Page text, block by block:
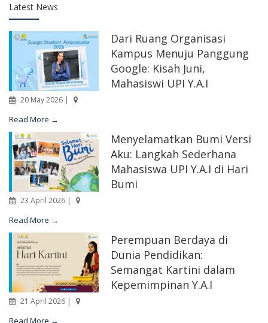
Latest News
Dari Ruang Organisasi
Kampus Menuju Panggung
Google: Kisah Juni,
Mahasiswi UPI Y.A.I
20 May 2026 |
Read More →
Menyelamatkan Bumi Versi
Aku: Langkah Sederhana
Mahasiswa UPI Y.A.I di Hari
Bumi
23 April 2026 |
Read More →
Perempuan Berdaya di
Dunia Pendidikan:
Semangat Kartini dalam
Kepemimpinan Y.A.I
21 April 2026 |
Read More →